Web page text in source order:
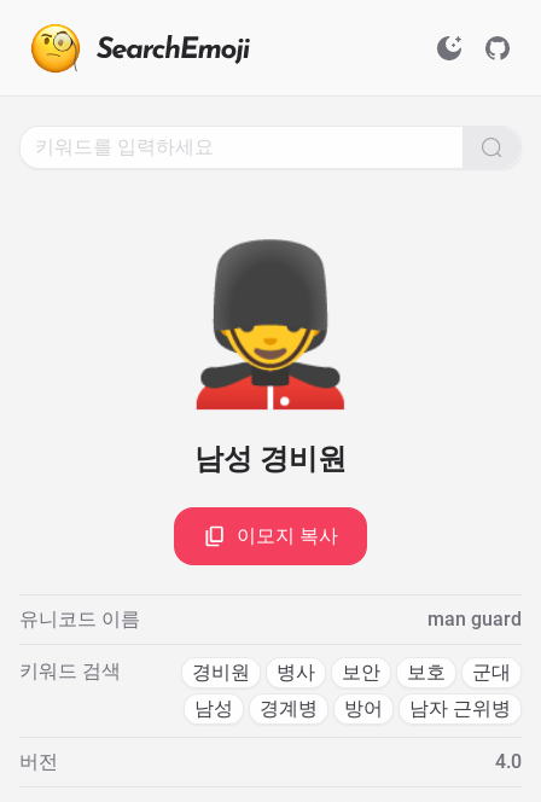
💂‍♂️
남성 경비원
이모지 복사
유니코드 이름 man guard
키워드 검색 경비원 병사 보안 보호
군대
남성
경계병 방어 남자 근위병
버전 4.0